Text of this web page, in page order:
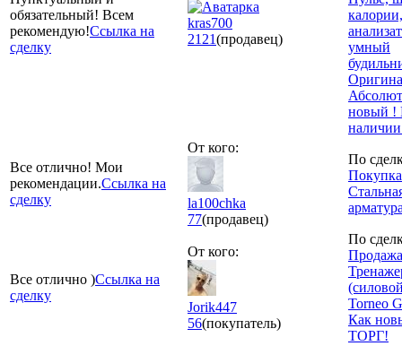
обязательный! Всем
рекомендую!Ссылка на
сделку
kras700
2121(продавец)
калории,
умный
новый !
Все отлично! Мои
рекомендации.Ссылка на
сделку
От кого:
la100chka
77(продавец)
По
Все отлично )Ссылка на
сделку
От кого:
Jorik447
56(покупатель)
По
Torneo
Как
ТОРГ!